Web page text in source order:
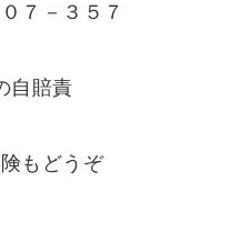
７－３５７
自賠責
もどうぞ